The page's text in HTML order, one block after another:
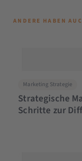
ANDERE HABEN
Marketing Strategie
Strategische
Schritte zur